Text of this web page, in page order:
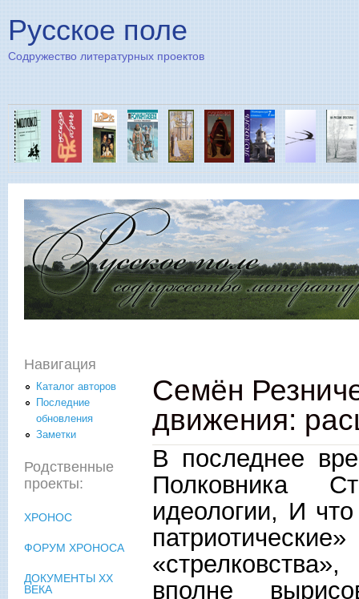
Русское поле
Содружество литературных проектов
Семён
движения:
В последнее
Полковника
идеологии, И
вполне
Навигация
Каталог авторов
Последние
обновления
Заметки
Родственные
проекты:
ХРОНОС
ФОРУМ ХРОНОСА
ДОКУМЕНТЫ XX
ВЕКА